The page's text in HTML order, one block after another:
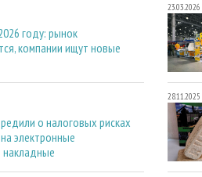
году: рынок
компании ищут новые
о налоговых рисках
электронные
накладные
23.03.2026
28.11.2025